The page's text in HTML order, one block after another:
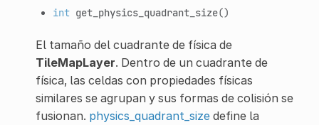
int get_physics_quadrant_size()
El tamaño del cuadrante de física de
TileMapLayer. Dentro de un cuadrante de
física, las celdas con propiedades físicas
similares se agrupan y sus formas de colisión se
fusionan. physics_quadrant_sizedefine la